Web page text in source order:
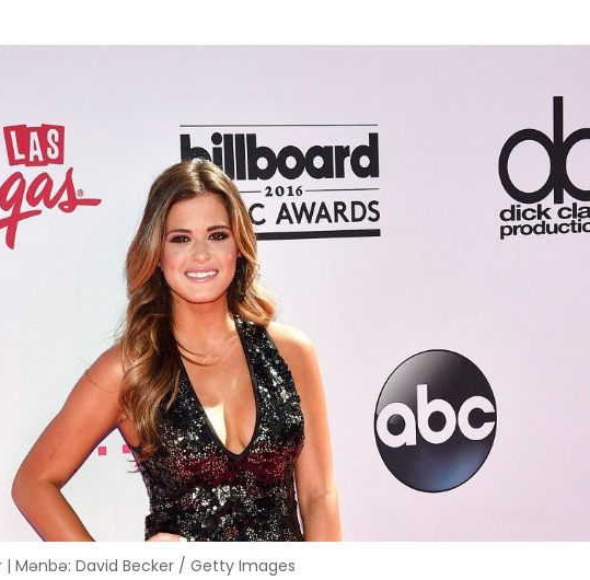
| Mənbə: David Becker / Getty Images